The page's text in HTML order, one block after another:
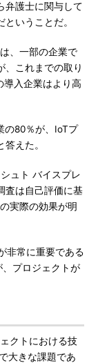
弁護士に関与して
いうことだ。
、一部の企業で
、これまでの取り
導入企業はより高
の80％が、IoTプ
えた。
ュト バイスプレ
査は自己評価に基
実際の効果が明
非常に重要である
プロジェクトが
クトにおける技
大きな課題であ